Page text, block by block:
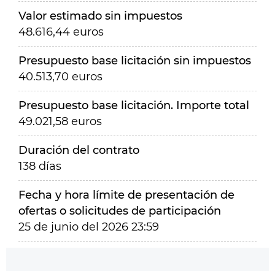
Valor estimado sin impuestos
48.616,44 euros
Presupuesto base licitación sin impuestos
40.513,70 euros
Presupuesto base licitación. Importe total
49.021,58 euros
Duración del contrato
138 días
Fecha y hora límite de presentación de
ofertas o solicitudes de participación
25 de junio del 2026 23:59